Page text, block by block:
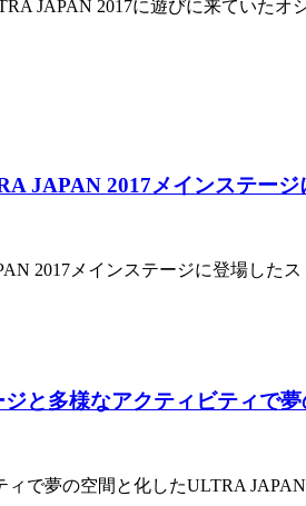
JAPAN 2017に遊びに来ていたオ
JAPAN 2017メインステー
2017メインステージに登場した
ジと多様なアクティビティで
で夢の空間と化したULTRA